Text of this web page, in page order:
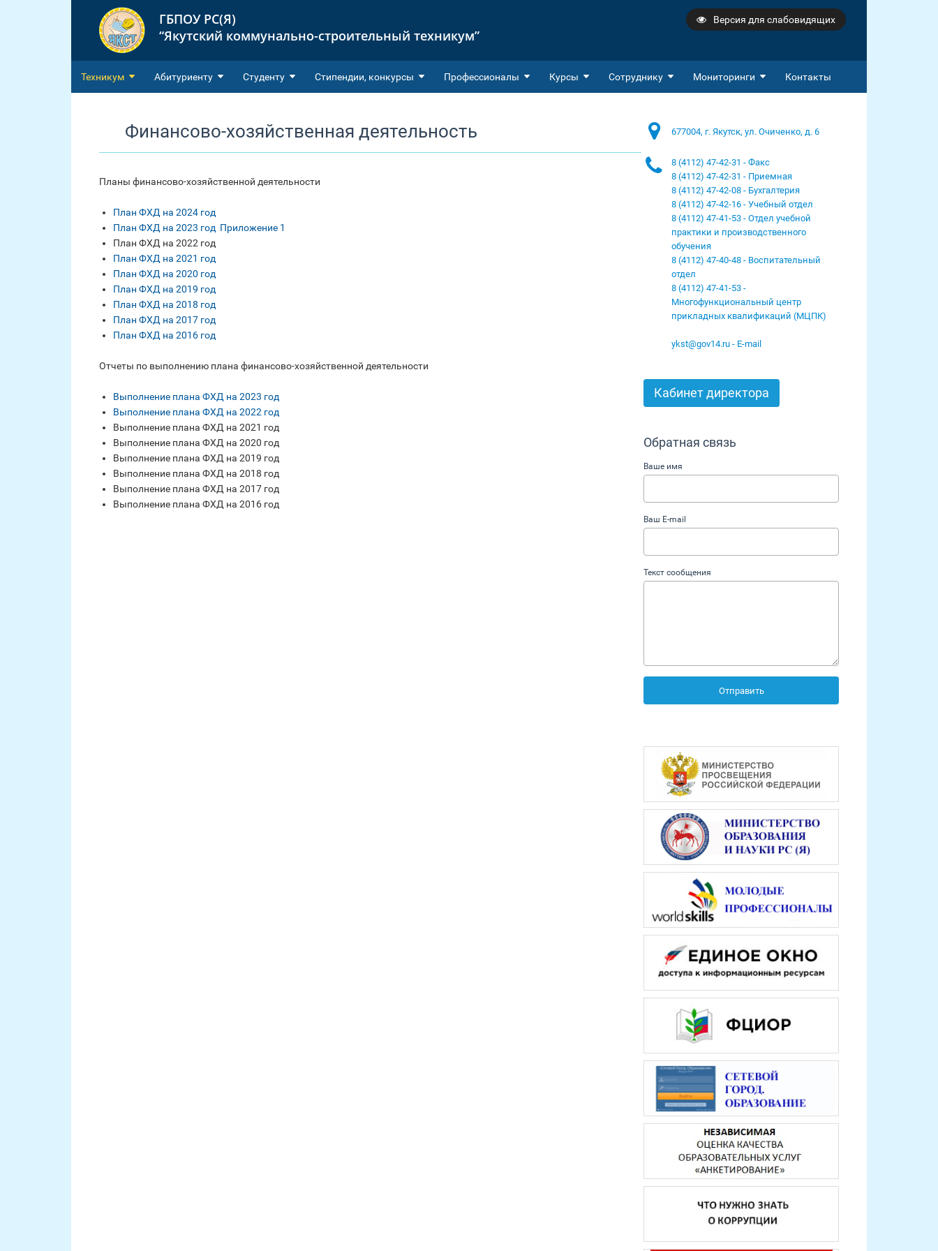
ГБПОУ РС(Я)
“Якутский коммунально-строительный техникум”
Версия для слабовидящих
Техникум Абитуриенту Студенту Cтипендии, конкурсы Профессионалы Курсы Сотруднику Мониторинги Контакты
Финансово-хозяйственная деятельность
Планы финансово-хозяйственной деятельности
План ФХД на 2024 год
План ФХД на 2023 год Приложение 1
План ФХД на 2022 год
План ФХД на 2021 год
План ФХД на 2020 год
План ФХД на 2019 год
План ФХД на 2018 год
План ФХД на 2017 год
План ФХД на 2016 год
Отчеты по выполнению плана финансово-хозяйственной деятельности
Выполнение плана ФХД на 2023 год
Выполнение плана ФХД на 2022 год
Выполнение плана ФХД на 2021 год
Выполнение плана ФХД на 2020 год
Выполнение плана ФХД на 2019 год
Выполнение плана ФХД на 2018 год
Выполнение плана ФХД на 2017 год
Выполнение плана ФХД на 2016 год
677004, г. Якутск, ул. Очиченко, д. 6
8 (4112) 47-42-31 - Факс
8 (4112) 47-42-31 - Приемная
8 (4112) 47-42-08 - Бухгалтерия
8 (4112) 47-42-16 - Учебный отдел
8 (4112) 47-41-53 - Отдел учебной
практики и производственного
обучения
8 (4112) 47-40-48 - Воспитательный
отдел
8 (4112) 47-41-53 -
Многофункциональный центр
прикладных квалификаций (МЦПК)
ykst@gov14.ru - E-mail
Кабинет директора
Обратная связь
Ваше имя
Ваш E-mail
Текст сообщения